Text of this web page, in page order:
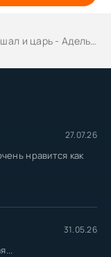
27.07.26
нравится как
31.05.26
царь - Адель Алексеева